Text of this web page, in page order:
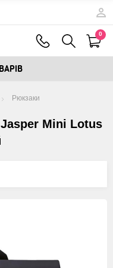
0
Рюкзаки
Mini Lotus